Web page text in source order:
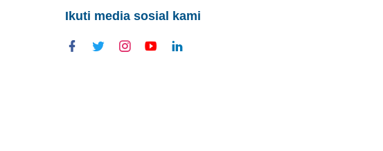
Ikuti media sosial kami